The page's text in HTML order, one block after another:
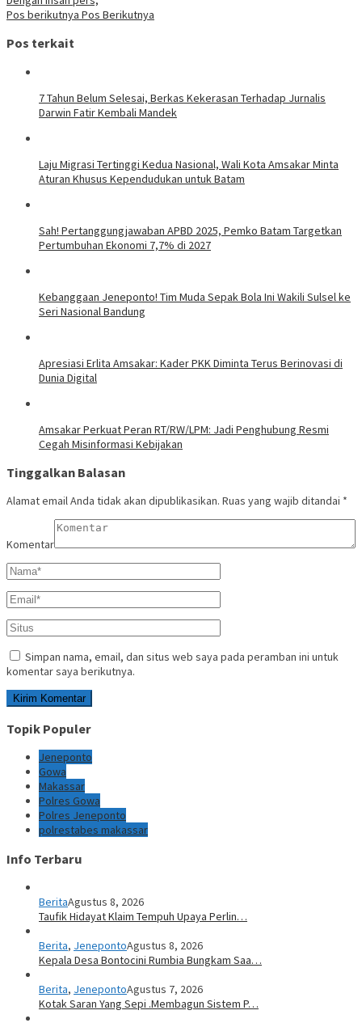
Pos berikutnya Pos Berikutnya
Pos terkait
7 Tahun Belum Selesai, Berkas Kekerasan Terhadap Jurnalis
Darwin Fatir Kembali Mandek
Laju Migrasi Tertinggi Kedua Nasional, Wali Kota Amsakar Minta
Aturan Khusus Kependudukan untuk Batam
Sah! Pertanggungjawaban APBD 2025, Pemko Batam Targetkan
Pertumbuhan Ekonomi 7,7% di 2027
Kebanggaan Jeneponto! Tim Muda Sepak Bola Ini Wakili Sulsel ke
Seri Nasional Bandung
Apresiasi Erlita Amsakar: Kader PKK Diminta Terus Berinovasi di
Dunia Digital
Amsakar Perkuat Peran RT/RW/LPM: Jadi Penghubung Resmi
Cegah Misinformasi Kebijakan
Tinggalkan Balasan
Alamat email Anda tidak akan dipublikasikan. Ruas yang wajib ditandai *
Komentar
Simpan nama, email, dan situs web saya pada peramban ini untuk
komentar saya berikutnya.
Topik Populer
Jeneponto
Gowa
Makassar
Polres Gowa
Polres Jeneponto
polrestabes makassar
Info Terbaru
BeritaAgustus 8, 2026
Taufik Hidayat Klaim Tempuh Upaya Perlin…
Berita, JenepontoAgustus 8, 2026
Kepala Desa Bontocini Rumbia Bungkam Saa…
Berita, JenepontoAgustus 7, 2026
Kotak Saran Yang Sepi .Membagun Sistem P…